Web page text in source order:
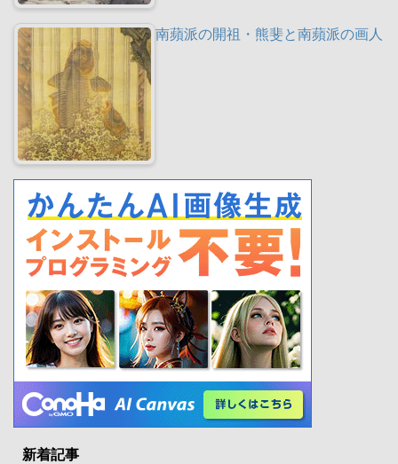
南蘋派の開祖・熊斐と南蘋派の画人
新着記事